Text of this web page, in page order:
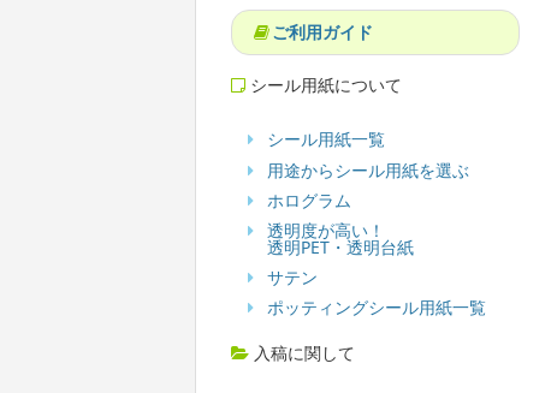
ご利用ガイド
シール用紙について
シール用紙一覧
用途からシール用紙を選ぶ
ホログラム
透明度が高い！
透明PET・透明台紙
サテン
ポッティングシール用紙一覧
入稿に関して